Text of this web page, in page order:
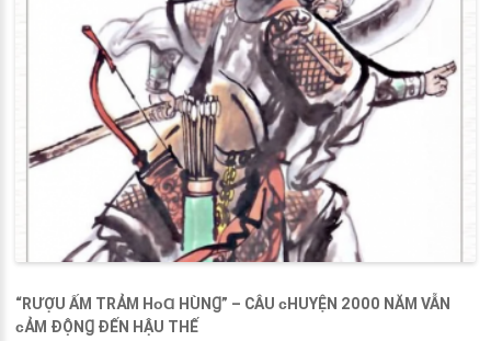
“RƯỢU ẤM TRẢM HᴏⱭ HÙNꞬ” – CÂU ᴄHUYỆN 2000 NĂM VẪN
ᴄẢM ĐỘNꞬ ĐẾN HẬU THẾ